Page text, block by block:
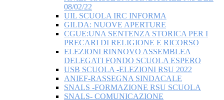
08/02/22
UIL SCUOLA IRC INFORMA
GILDA: NUOVE APERTURE
CGUE:UNA SENTENZA STORICA PER I
PRECARI DI RELIGIONE E RICORSO
ELEZIONI RINNOVO ASSEMBLEA
DELEGATI FONDO SCUOLA ESPERO
USB SCUOLA -ELEZIONI RSU 2022
ANIEF-RASSEGNA SINDACALE
SNALS -FORMAZIONE RSU SCUOLA
SNALS- COMUNICAZIONE